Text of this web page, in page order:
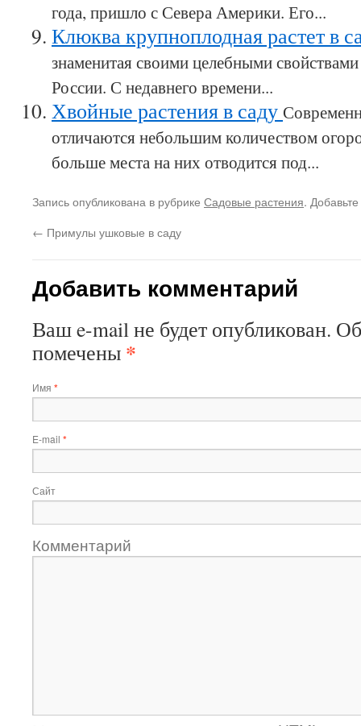
года, пришло с Севера Америки. Его...
Клюква крупноплодная растет в
знаменитая своими целебными
России. С недавнего времени...
Хвойные растения в саду
отличаются небольшим количеством
больше места на них отводится под...
Запись опубликована в рубрике Садовые растения.
← Примулы ушковые в саду
Добавить комментарий
Ваш e-mail не будет опубликован.
помечены *
Имя *
E-mail *
Сайт
Комментарий